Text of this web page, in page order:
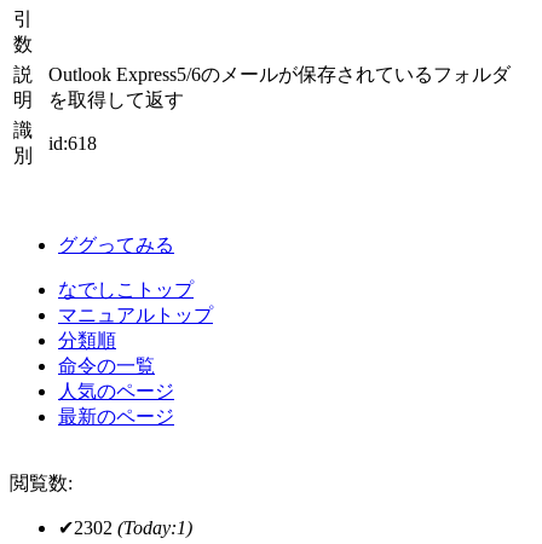
引
数
説
明
Outlook Express5/6のメールが保存されているフォルダ
を取得して返す
識
別
id:618
ググってみる
なでしこトップ
マニュアルトップ
分類順
命令の一覧
人気のページ
最新のページ
閲覧数:
✔2302 (Today:1)